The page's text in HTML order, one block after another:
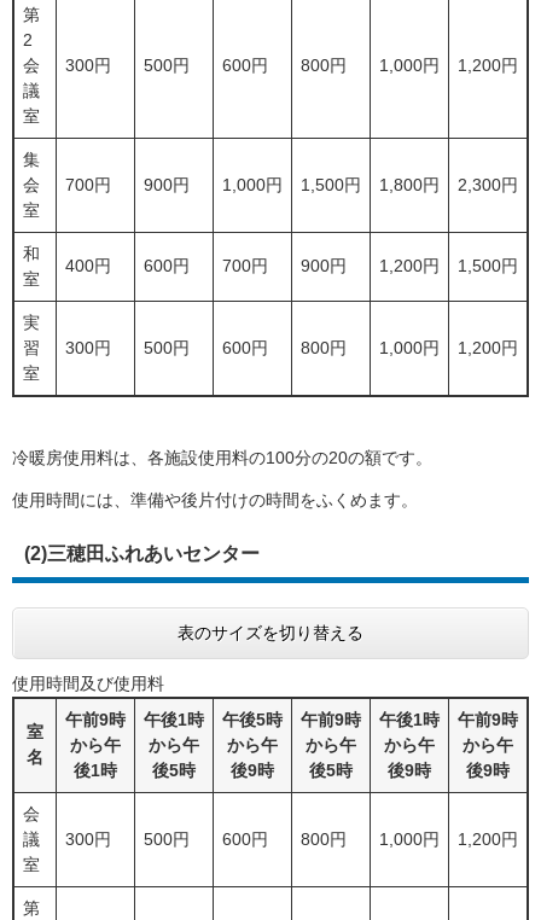
第
2
会
議
室
300円 500円 600円 800円 1,000円 1,200円
集
会
室
700円 900円 1,000円 1,500円 1,800円 2,300円
和
室
400円 600円 700円 900円 1,200円 1,500円
実
習
室
300円 500円 600円 800円 1,000円 1,200円
冷暖房使用料は、各施設使用料の100分の20の額です。
使用時間には、準備や後片付けの時間をふくめます。
(2)三穂田ふれあいセンター
表のサイズを切り替える
使用時間及び使用料
室
名
午前9時
から午
後1時
午後1時
から午
後5時
午後5時
から午
後9時
午前9時
から午
後5時
午後1時
から午
後9時
午前9時
から午
後9時
会
議
室
300円 500円 600円 800円 1,000円 1,200円
第